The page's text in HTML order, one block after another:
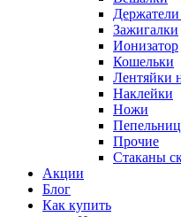
Держатели
Зажигалки
Ионизатор
Кошельки
Лентяйки
Наклейки
Ножи
Прочие
Стаканы
Акции
Блог
Как купить